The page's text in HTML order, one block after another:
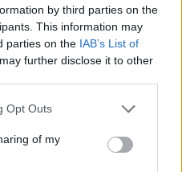
by third parties on the
This information may
parties on the IAB’s List of
further disclose it to other
uses one or more Google
behaviour. You may click to
and its third-party tags to
Opt Outs
of my
alakításért
elismerésben,
Levente, Váta
Árpád, B. Fülöp
Pálfi Ervin, Vicei
Tibor